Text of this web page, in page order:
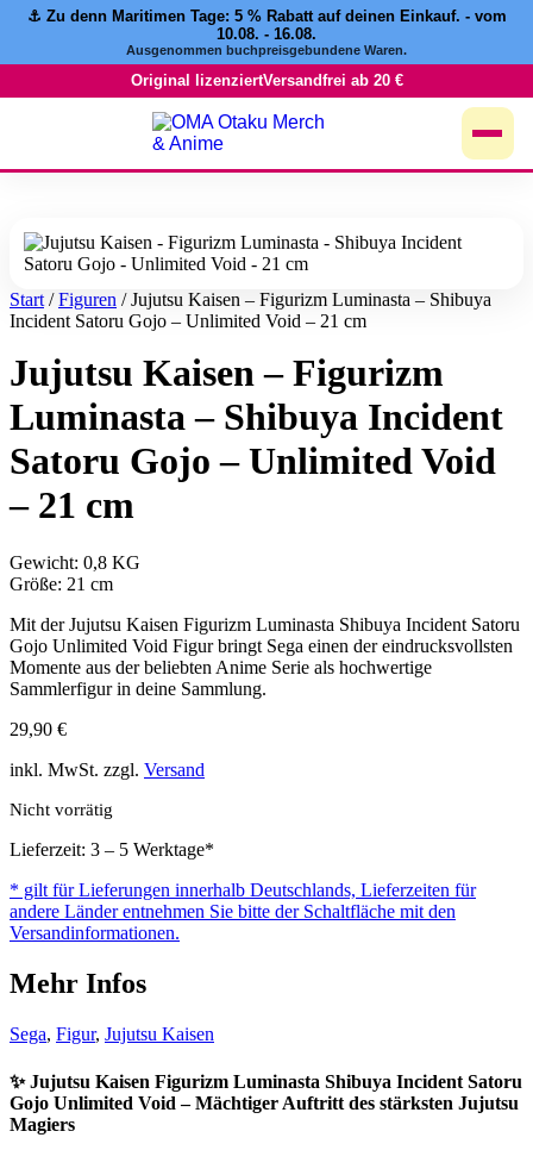
Zum
springen
⚓️ Zu denn Maritimen Tage: 5 % Rabattauf deinen Einkauf. - vom
10.08. - 16.08.
Ausgenommen buchpreisgebundene Waren.
Original lizenziertVersandfrei ab 20 €
Start /Figuren / Jujutsu Kaisen – Figurizm Luminasta – Shibuya
Incident Satoru Gojo – Unlimited Void – 21 cm
Jujutsu Kaisen – Figurizm
Luminasta – Shibuya Incident
Satoru Gojo – Unlimited Void
– 21 cm
Gewicht: 0,8 KG
Größe: 21 cm
Mit der Jujutsu Kaisen Figurizm Luminasta Shibuya Incident Satoru
Gojo Unlimited Void Figur bringt Sega einen der eindrucksvollsten
Momente aus der beliebten Anime Serie als hochwertige
Sammlerfigur in deine Sammlung.
29,90 €
inkl. MwSt. zzgl. Versand
Nicht vorrätig
Lieferzeit: 3 – 5 Werktage*
* gilt für Lieferungen innerhalb Deutschlands, Lieferzeiten für
andere Länder entnehmen Sie bitte der Schaltfläche mit den
Versandinformationen.
Mehr Infos
Sega, Figur, Jujutsu Kaisen
✨ Jujutsu Kaisen Figurizm Luminasta Shibuya Incident Satoru
Gojo Unlimited Void – Mächtiger Auftritt des stärksten Jujutsu
Magiers